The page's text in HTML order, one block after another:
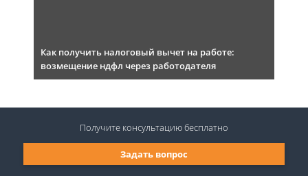
Как получить налоговый вычет на работе:
возмещение ндфл через работодателя
Задать вопрос
Получите консультациюбесплатно